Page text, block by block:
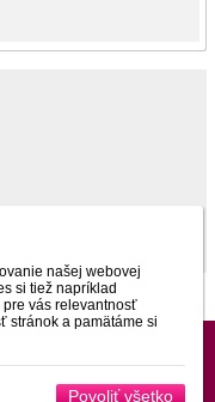
našej webovej
si tiež napríklad
pre vás relevantnosť
stránok a pamätáme si
Povoliť všetko